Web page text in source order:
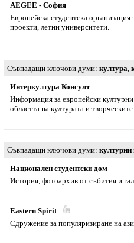
AEGEE - София
Европейска студентска
проекти, летни университети.
Съвпадащи ключови думи култура,
Интеркултура Консулт
Информация за европейски
областта на културата и
Съвпадащи ключови думи културни
Национален студентски дом
История, фотоархив от събития и
Eastern Spirit
Сдружение за популяризиране на